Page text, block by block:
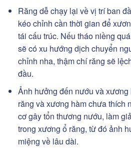
Răng dễ chạy lại về vị trí ban
kéo chỉnh cần thời gian để
tái cấu trúc. Nếu tháo niềng
sẽ có xu hướng dịch chuyển
chỉnh nha, thậm chí răng sẽ
đầu.
Ảnh hưởng đến nướu và xương
răng và xương hàm chưa thích
cơ gây tổn thương nướu, làm
trong xương ổ răng, từ đó ảnh
miệng về lâu dài.